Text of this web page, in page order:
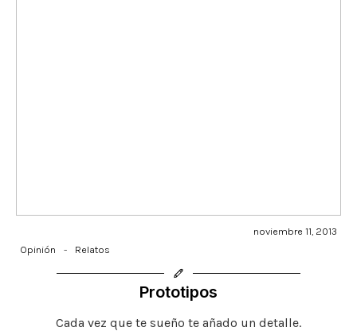
noviembre 11, 2013
Opinión
- Relatos
Prototipos
Cada vez que te sueño te añado un detalle.